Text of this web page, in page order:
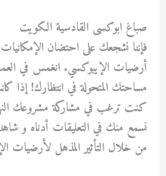
صباغ ابوكسى القادسية الكويت
فإننا نشجعك على احتضان الإمكانيات
أرضيات الإيبوكسي. انغمس في
مساحتك المتحولة في انتظارك! إذا
كنت ترغب في مشاركة مشروعك
نسمع منك في التعليقات أدناه و
من خلال التأثير المذهل لأرضيات